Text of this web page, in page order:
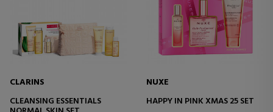
CLARINS
CLEANSING ESSENTIALS
NUXE
HAPPY IN PINK XMAS 25 SET